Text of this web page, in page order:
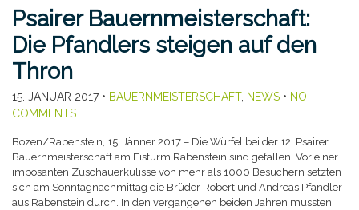
Psairer Bauernmeisterschaft:
Die Pfandlers steigen auf den
Thron
15. JANUAR 2017• BAUERNMEISTERSCHAFT, NEWS • NO
COMMENTS
Bozen/Rabenstein, 15. Jänner 2017 – Die Würfel bei der 12. Psairer
Bauernmeisterschaft am Eisturm Rabenstein sind gefallen. Vor einer
imposanten Zuschauerkulisse von mehr als 1000 Besuchern setzten
sich am Sonntagnachmittag die Brüder Robert und Andreas Pfandler
aus Rabenstein durch. In den vergangenen beiden Jahren mussten